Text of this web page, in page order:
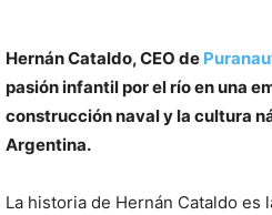
Hernán Cataldo, CEO de
pasión infantil por el río en una
construcción naval y la cultura
Argentina.
La historia de Hernán Cataldo es